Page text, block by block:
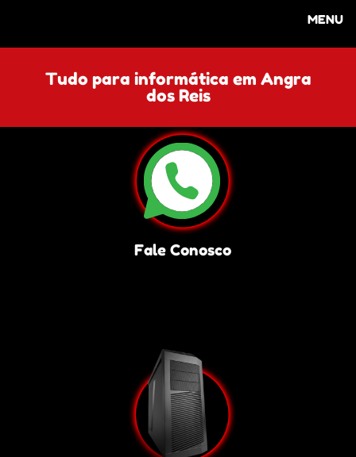
MENU
Tudo para informática em Angra
dos Reis
Fale Conosco